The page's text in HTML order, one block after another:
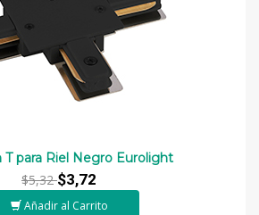
T para Riel Negro Eurolight
$5,32$3,72
Añadir al Carrito